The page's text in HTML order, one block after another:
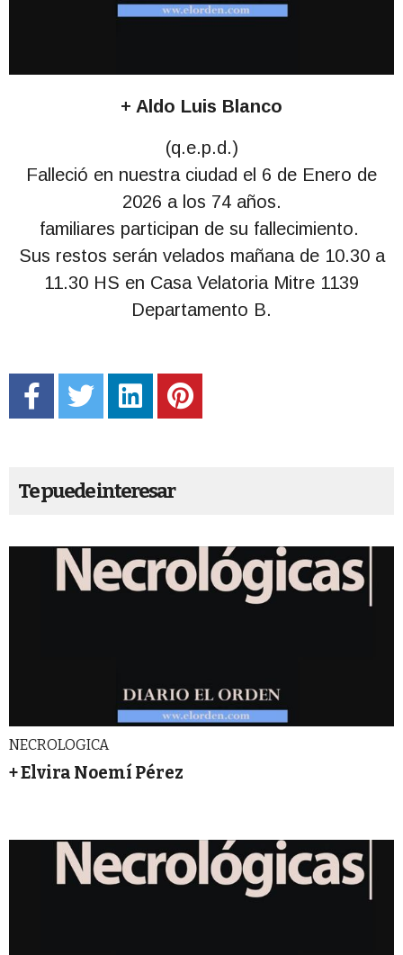
+ Aldo Luis Blanco
(q.e.p.d.)
Falleció en nuestra ciudad el 6 de Enero de
2026 a los 74 años.
familiares participan de su fallecimiento.
Sus restos serán velados mañana de 10.30 a
11.30 HS en Casa Velatoria Mitre 1139
Departamento B.
Te puede interesar
NECROLOGICA
+ Elvira Noemí Pérez